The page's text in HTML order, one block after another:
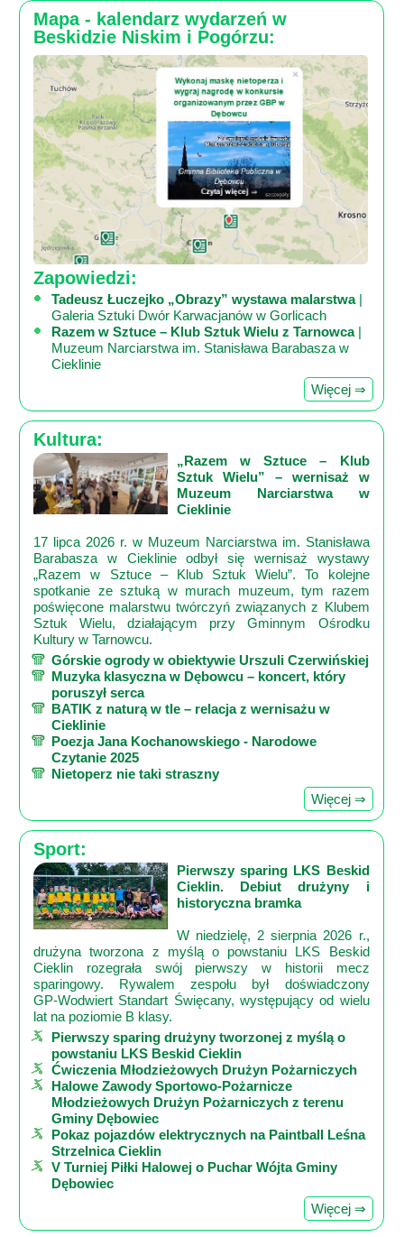
Mapa - kalendarz wydarzeń w
Beskidzie Niskim i Pogórzu:
Zapowiedzi:
Tadeusz Łuczejko „Obrazy” wystawa malarstwa|
Galeria Sztuki Dwór Karwacjanów w Gorlicach
Razem w Sztuce – Klub Sztuk Wielu z Tarnowca|
Muzeum Narciarstwa im. Stanisława Barabasza w
Cieklinie
Więcej ⇒
Kultura:
„Razem w Sztuce – Klub
Sztuk Wielu” – wernisaż w
Muzeum Narciarstwa w
Cieklinie
17 lipca 2026 r. w Muzeum Narciarstwa im. Stanisława
Barabasza w Cieklinie odbył się wernisaż wystawy
„Razem w Sztuce – Klub Sztuk Wielu”. To kolejne
spotkanie ze sztuką w murach muzeum, tym razem
poświęcone malarstwu twórczyń związanych z Klubem
Sztuk Wielu, działającym przy Gminnym Ośrodku
Kultury w Tarnowcu.
Górskie ogrody w obiektywie Urszuli Czerwińskiej
Muzyka klasyczna w Dębowcu – koncert, który
poruszył serca
BATIK z naturą w tle – relacja z wernisażu w
Cieklinie
Poezja Jana Kochanowskiego - Narodowe
Czytanie 2025
Nietoperz nie taki straszny
Więcej ⇒
Sport:
Pierwszy sparing LKS Beskid
Cieklin. Debiut drużyny i
historyczna bramka
W niedzielę, 2 sierpnia 2026 r.,
drużyna tworzona z myślą o powstaniu LKS Beskid
Cieklin rozegrała swój pierwszy w historii mecz
sparingowy. Rywalem zespołu był doświadczony
GP‑Wodwiert Standart Święcany, występujący od wielu
lat na poziomie B klasy.
Pierwszy sparing drużyny tworzonej z myślą o
powstaniu LKS Beskid Cieklin
Ćwiczenia Młodzieżowych Drużyn Pożarniczych
Halowe Zawody Sportowo-Pożarnicze
Młodzieżowych Drużyn Pożarniczych z terenu
Gminy Dębowiec
Pokaz pojazdów elektrycznych na Paintball Leśna
Strzelnica Cieklin
V Turniej Piłki Halowej o Puchar Wójta Gminy
Dębowiec
Więcej ⇒